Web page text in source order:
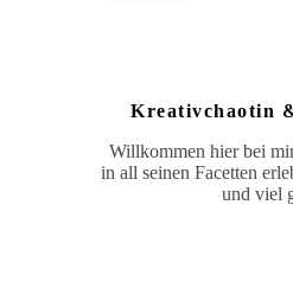
Kreativchaotin
Willkommen hier bei
in all seinen Facetten
und viel